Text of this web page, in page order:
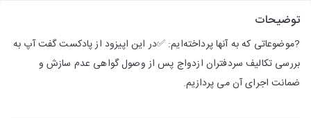
توضیحات
?موضوعاتی که به آنها پرداخته‌ایم: ✅در این اپیزود از پادکست گفت آپ به
بررسی تکالیف سردفتران ازدواج پس از وصول گواهی عدم سازش و
ضمانت اجرای آن می پردازیم.